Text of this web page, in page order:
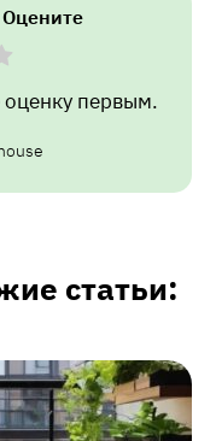
Оцените
оценку первым.
статьи: